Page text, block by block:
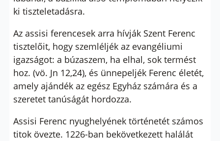
ki tiszteletadásra.
Az assisi ferencesek arra hívják Szent Ferenc
tisztelőit, hogy szemléljék az evangéliumi
igazságot: a búzaszem, ha elhal, sok termést
hoz. (vö. Jn 12,24), és ünnepeljék Ferenc életét,
amely ajándék az egész Egyház számára és a
szeretet tanúságát hordozza.
Assisi Ferenc nyughelyének történetét számos
titok övezte. 1226-ban bekövetkezett halálát